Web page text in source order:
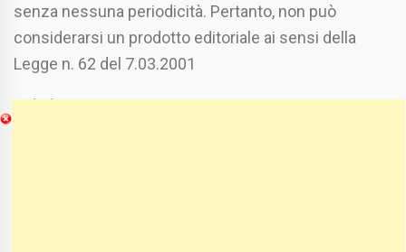
senza nessuna periodicità. Pertanto, non può
considerarsi un prodotto editoriale ai sensi della
Legge n. 62 del 7.03.2001
Chi Siamo